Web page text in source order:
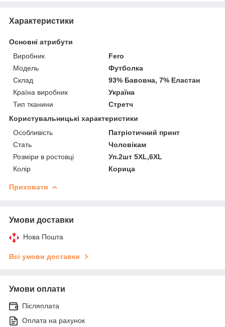
Характеристики
Основні атрибути
Виробник
Fero
Модель
Футболка
Склад
93% Бавовна, 7% Еластан
Країна виробник
Україна
Тип тканини
Стретч
Користувальницькі характеристики
Особливість
Патріотичний принт
Стать
Чоловікам
Розміри в ростовці
Уп.2шт 5XL,6XL
Колір
Корица
Приховати
Умови доставки
Нова Пошта
Всі умови доставки
Умови оплати
Післяплата
Оплата на рахунок